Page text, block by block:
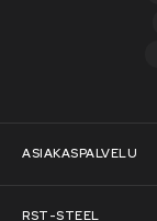
ASIAKASPALVELU
Asiakaspalvelu
RST-STEEL